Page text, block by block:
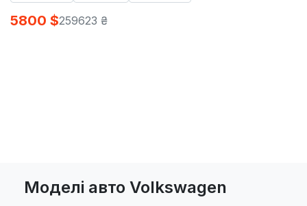
5800 $259623 ₴
Моделі авто Volkswagen